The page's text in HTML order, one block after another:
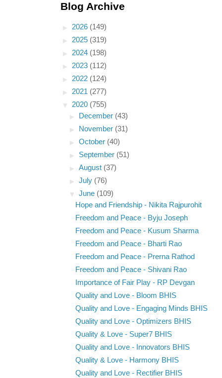
Blog Archive
► 2026 (149)
► 2025 (319)
► 2024 (198)
► 2023 (112)
► 2022 (124)
► 2021 (277)
▼ 2020 (755)
►
December (43)
►
November (31)
►October (40)
► September (51)
►August (37)
►July (76)
▼June (109)
Hope and Friendship - Nikita Rajpurohit
Freedom and Peace - Byju Joseph
Freedom and Peace - Kusum Sharma
Freedom and Peace - Bharti Rao
Freedom and Peace - Prerna Rathod
Freedom and Peace - Shivani Rao
Importance of Fair Play - RP Devgan
Quality and Love - Bloom BHIS
Quality and Love - Engaging Minds BHIS
Quality and Love - Optimizers BHIS
Quality & Love - Super7 BHIS
Quality and Love - Innovators BHIS
Quality & Love - Harmony BHIS
Quality and Love - Rectifier BHIS